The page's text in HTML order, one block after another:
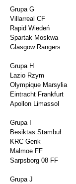
Grupa G
Villarreal CF
Rapid Wiedeń
Spartak Moskwa
Glasgow Rangers
Grupa H
Lazio Rzym
Olympique Marsylia
Eintracht Frankfurt
Apollon Limassol
Grupa I
Besiktas Stambuł
KRC Genk
Malmoe FF
Sarpsborg 08 FF
Grupa J